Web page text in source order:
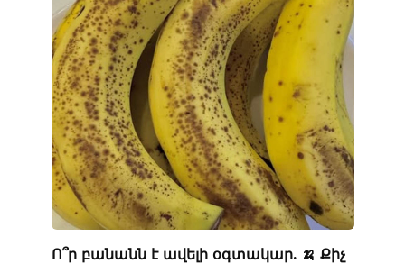
Ո՞ր բանանն է ավելի օգտակար. 🍌 Քիչ